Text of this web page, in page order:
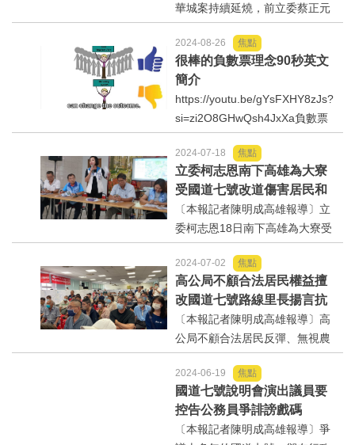
制給相關人員辦事依據防範
蔽端
華城案持續延燒，前立委蔡正元
表示，高雄國賓都更容積率114
2％，辦台北案、高雄為何不辦，
「很明顯就是政治追殺和迫
害！」對此高雄市都發局回應，
國賓飯店的所在地是第五種商業
區...
2024-08-26 焦點
很棒的負數票理念90秒英文
簡介
https://youtu.be/gYsFXHY8zJs?
si=zi2O8GHwQsh4JxXa負數票
協會前理事長張天鷞將於9/8在美
國柏克萊擺攤、推廣負數票理念
與實務運作。BalancedBallotAllia
nce是張天鷞前理事長在美國成立
的NGO.Sola...
2024-07-18 焦點
立委柯志恩南下高雄為大寮
受國道七號改道傷害居民和
地主請命一致要求原規劃路
線興建
〔本報記者陳明成高雄報導〕立
委柯志恩18日南下高雄為大寮受
國道七號改道受害居民和地主請
命，高公局副局長陳宏仁帶隊說
明引起發居民不滿要求依原規劃
路線興建，否則不排除更激烈抗
爭，經一番爭議，作出原路線...
2024-07-02 焦點
高公局不顧合法居民權益擅
改國道七號路線里長揚言抗
爭居民要訴訟申請假處分捍
衛居住權
〔本報記者陳明成高雄報導〕高
公局不顧合法居民反彈、無視農
民權益，圖利曾是農地上的違章
工廠擅自修改112年行政院通過的
國道七號鳳寮段路線，1日下午大
寮區公所辦公廳會，砲聲隆隆，
中庒里長曾承豐說，未經溝...
2024-06-19 焦點
國道七號說明會演出議員要
控告公務員爭誹謗戲碼
〔本報記者陳明成高雄報導〕爭